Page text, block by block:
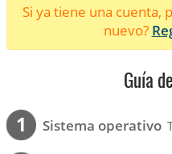
Si ya tiene una cuenta,
nuevo?
Guía
1 Sistema operativo